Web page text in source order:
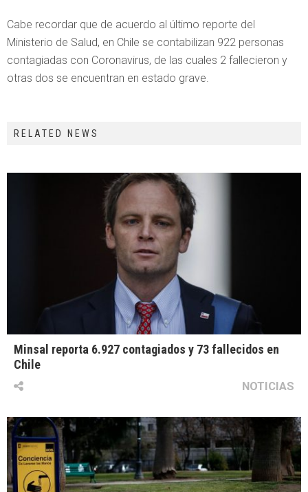
Cabe recordar que de acuerdo al último reporte del
Ministerio de Salud, en Chile se contabilizan 922 personas
contagiadas con Coronavirus, de las cuales 2 fallecieron y
otras dos se encuentran en estado grave.
RELATED NEWS
Minsal reporta 6.927 contagiados y 73 fallecidos en
Chile
NOTICIAS